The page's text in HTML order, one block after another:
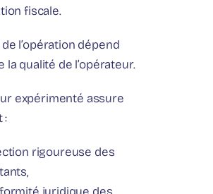
fiscale.
l’opération dépend
la qualité de l’opérateur.
expérimenté assure
:
rigoureuse des